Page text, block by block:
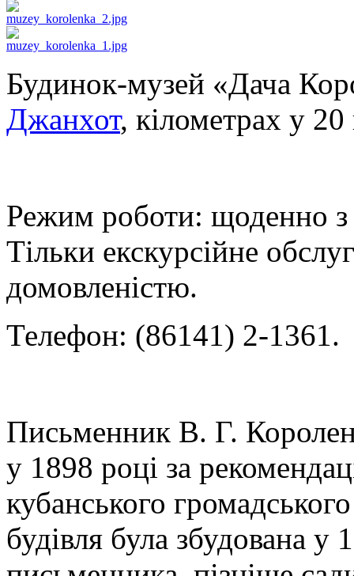
Будинок-музей «Дача
Джанхот, кілометрах у
Режим роботи: щоденно з
Тільки екскурсійне
домовленістю.
Телефон: (86141) 2-1361.
Письменник В. Г.
у 1898 році за
кубанського
будівля була збудована у